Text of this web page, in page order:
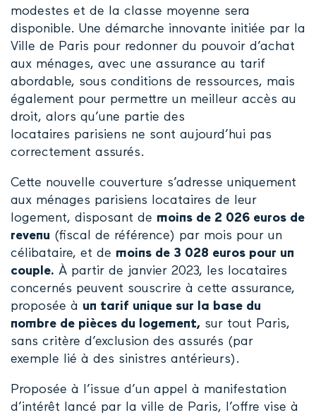
modestes et de la classe moyenne sera
disponible. Une démarche innovante initiée par la
Ville de Paris pour redonner du pouvoir d’achat
aux ménages, avec une assurance au tarif
abordable, sous conditions de ressources, mais
également pour permettre un meilleur accès au
droit, alors qu’une partie des
locataires parisiens ne sont aujourd’hui pas
correctement assurés.
Cette nouvelle couverture s’adresse uniquement
aux ménages parisiens locataires de leur
logement, disposant de moins de 2 026 euros de
revenu (fiscal de référence) par mois pour un
célibataire, et de moins de 3 028 euros pour un
couple. À partir de janvier 2023, les locataires
concernés peuvent souscrire à cette assurance,
proposée à un tarif unique sur la base du
nombre de pièces du logement, sur tout Paris,
sans critère d’exclusion des assurés (par
exemple lié à des sinistres antérieurs).
Proposée à l’issue d’un appel à manifestation
d’intérêt lancé par la ville de Paris, l’offre vise à